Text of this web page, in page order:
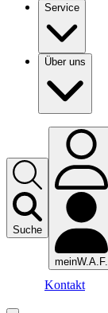
Service
Über uns
Suche
meinW.A.F.
Kontakt